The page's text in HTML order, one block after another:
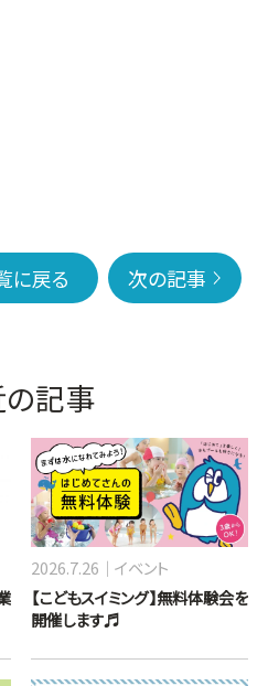
に戻る 次の記事
記事
【こどもスイミング】無料体験会を
開催します♬
2026.7.26 イベント